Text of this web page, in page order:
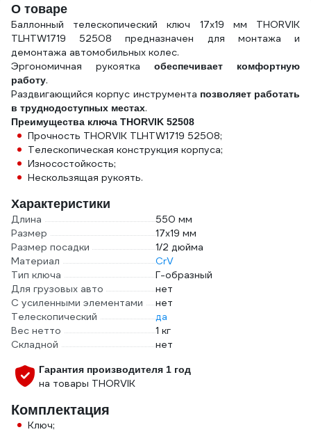
О товаре
Баллонный телескопический ключ 17х19 мм THORVIK
TLHTW1719 52508 предназначен для монтажа и
демонтажа автомобильных колес.
Эргономичная рукоятка обеспечивает комфортную
работу.
Раздвигающийся корпус инструмента позволяет работать
в труднодоступных местах.
Преимущества ключа THORVIK 52508
Прочность THORVIK TLHTW1719 52508;
Телескопическая конструкция корпуса;
Износостойкость;
Нескользящая рукоять.
Характеристики
Длина
550 мм
Размер
17х19 мм
Размер посадки
1/2 дюйма
Материал
CrV
Тип ключа
Г-образный
Для грузовых авто
нет
С усиленными элементами
нет
Телескопический
да
Вес нетто
1 кг
Складной
нет
Гарантия производителя 1 год
на товары THORVIK
Комплектация
Ключ;